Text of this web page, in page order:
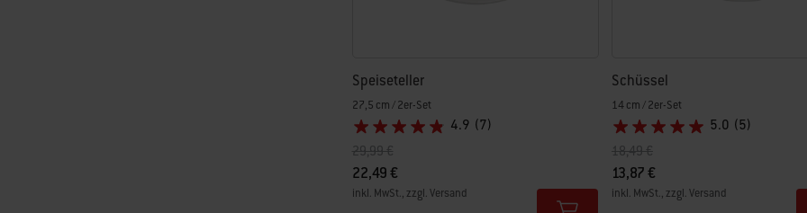
Speiseteller
27,5 cm / 2er-Set
4.9 (7)
Preis reduziert von
29,99 €auf
22,49 €
inkl. MwSt., zzgl. Versand
Schüssel
14 cm / 2er-Set
5.0 (5)
Preis reduziert von
18,49 €auf
13,87 €
inkl. MwSt., zzgl. Versand